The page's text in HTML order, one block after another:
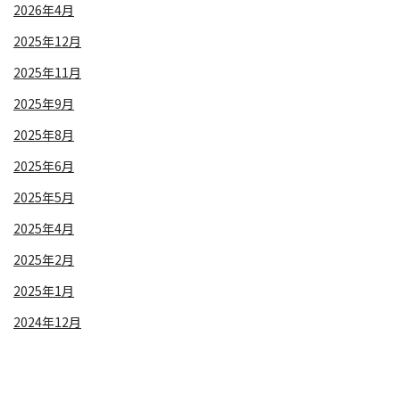
2026年4月
2025年12月
2025年11月
2025年9月
2025年8月
2025年6月
2025年5月
2025年4月
2025年2月
2025年1月
2024年12月